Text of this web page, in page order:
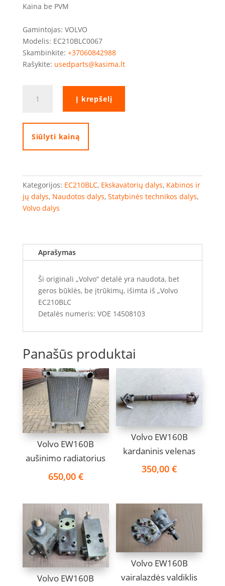
Kaina be PVM
Gamintojas: VOLVO
Modelis: EC210BLC0067
Skambinkite: +37060842988
Rašykite: usedparts@kasima.lt
kiekis:
guminė
grindų
danga
Į krepšelį
Siūlyti kainą
Kategorijos: EC210BLC, Ekskavatorių dalys, Kabinos ir
jų dalys, Naudotos dalys, Statybinės technikos dalys,
Volvo dalys
Aprašymas
Ši originali „Volvo“ detalė yra naudota, bet
geros būklės, be įtrūkimų, išimta iš „Volvo
EC210BLC
Detalės numeris: VOE 14508103
Panašūs produktai
Volvo EW160B
aušinimo radiatorius
650,00 €
Volvo EW160B
kardaninis velenas
350,00€
Volvo EW160B
Volvo EW160B
vairalazdės valdiklis